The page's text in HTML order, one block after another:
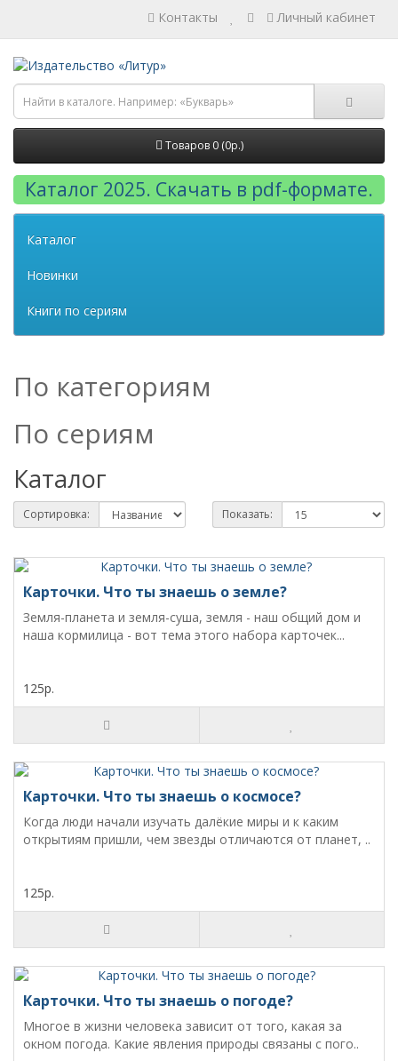
Контакты Личный кабинет
Товаров 0 (0р.)
Каталог 2025. Скачать в pdf-формате.
Каталог
Новинки
Книги по сериям
По категориям
По сериям
Каталог
Сортировка: Показать:
Карточки. Что ты знаешь о земле?
Земля-планета и земля-суша, земля - наш общий дом и
наша кормилица - вот тема этого набора карточек...
125р.
Карточки. Что ты знаешь о космосе?
Когда люди начали изучать далёкие миры и к каким
открытиям пришли, чем звезды отличаются от планет, ..
125р.
Карточки. Что ты знаешь о погоде?
Многое в жизни человека зависит от того, какая за
окном погода. Какие явления природы связаны с пого..